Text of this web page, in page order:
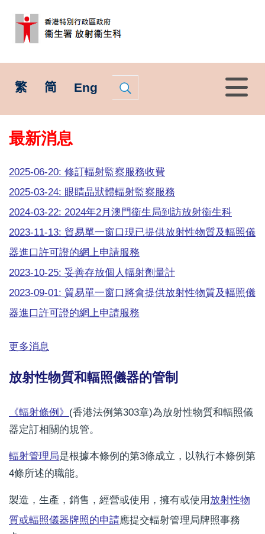
繁 简 Eng
最新消息
2025-06-20: 修訂輻射監察服務收費
2025-03-24: 眼睛晶狀體輻射監察服務
2024-03-22: 2024年2月澳門衞生局到訪放射衞生科
2023-11-13: 貿易單一窗口現已提供放射性物質及輻照儀
器進口許可證的網上申請服務
2023-10-25: 妥善存放個人輻射劑量計
2023-09-01: 貿易單一窗口將會提供放射性物質及輻照儀
器進口許可證的網上申請服務
更多消息
放射性物質和輻照儀器的管制
《輻射條例》 (香港法例第303章)為放射性物質和輻照儀
器定訂相關的規管。
輻射管理局是根據本條例的第3條成立，以執行本條例第
4條所述的職能。
製造，生產，銷售，經營或使用，擁有或使用 放射性物
質或輻照儀器牌照的申請應提交輻射管理局牌照事務